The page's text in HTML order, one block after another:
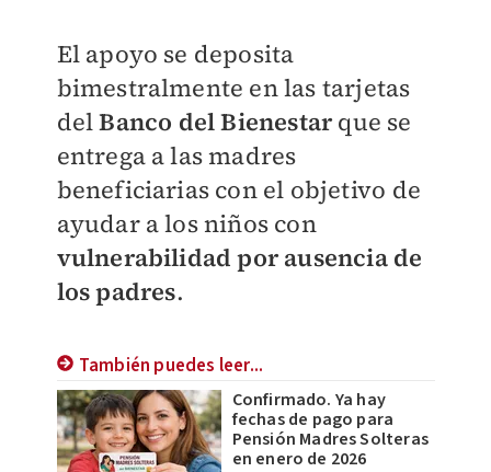
El apoyo se deposita
bimestralmente en las tarjetas
delBanco del Bienestarque se
entrega a las madres
beneficiarias con el objetivo de
ayudar a los niños con
vulnerabilidad por ausencia de
los padres.
También puedes leer...
Confirmado. Ya hay
fechas de pago para
Pensión Madres Solteras
en enero de 2026